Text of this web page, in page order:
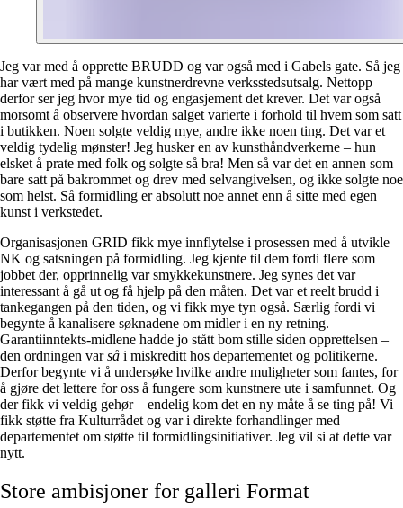
Jeg var med å opprette BRUDD og var også med i Gabels gate. Så jeg
har vært med på mange kunstnerdrevne verksstedsutsalg. Nettopp
derfor ser jeg hvor mye tid og engasjement det krever. Det var også
morsomt å observere hvordan salget varierte i forhold til hvem som satt
i butikken. Noen solgte veldig mye, andre ikke noen ting. Det var et
veldig tydelig mønster! Jeg husker en av kunsthåndverkerne – hun
elsket å prate med folk og solgte så bra! Men så var det en annen som
bare satt på bakrommet og drev med selvangivelsen, og ikke solgte noe
som helst. Så formidling er absolutt noe annet enn å sitte med egen
kunst i verkstedet.
Organisasjonen GRID fikk mye innflytelse i prosessen med å utvikle
NK og satsningen på formidling. Jeg kjente til dem fordi flere som
jobbet der, opprinnelig var smykkekunstnere. Jeg synes det var
interessant å gå ut og få hjelp på den måten. Det var et reelt brudd i
tankegangen på den tiden, og vi fikk mye tyn også. Særlig fordi vi
begynte å kanalisere søknadene om midler i en ny retning.
Garantiinntekts-midlene hadde jo stått bom stille siden opprettelsen –
den ordningen varså i miskreditt hos departementet og politikerne.
Derfor begynte vi å undersøke hvilke andre muligheter som fantes, for
å gjøre det lettere for oss å fungere som kunstnere ute i samfunnet. Og
der fikk vi veldig gehør – endelig kom det en ny måte å se ting på! Vi
fikk støtte fra Kulturrådet og var i direkte forhandlinger med
departementet om støtte til formidlingsinitiativer. Jeg vil si at dette var
nytt.
Store ambisjoner for galleri Format